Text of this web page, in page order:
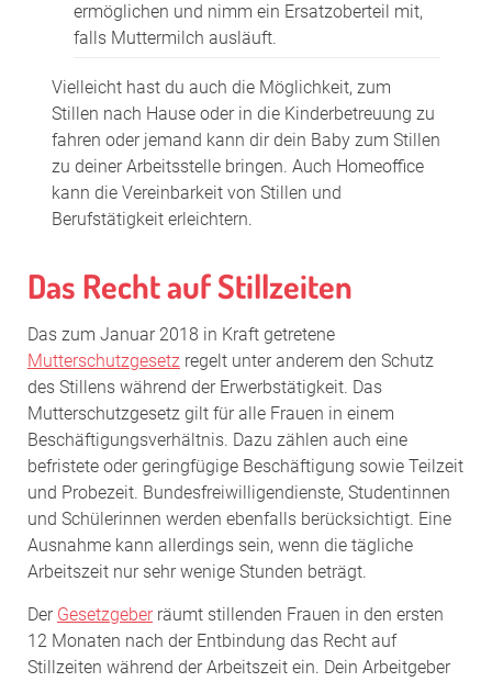
ermöglichen und nimm ein Ersatzoberteil mit,
falls Muttermilch ausläuft.
Vielleicht hast du auch die Möglichkeit, zum
Stillen nach Hause oder in die Kinderbetreuung zu
fahren oder jemand kann dir dein Baby zum Stillen
zu deiner Arbeitsstelle bringen. Auch Homeoffice
kann die Vereinbarkeit von Stillen und
Berufstätigkeit erleichtern.
Das Recht auf Stillzeiten
Das zum Januar 2018 in Kraft getretene
Mutterschutzgesetzregelt unter anderem den Schutz
des Stillens während der Erwerbstätigkeit. Das
Mutterschutzgesetz gilt für alle Frauen in einem
Beschäftigungsverhältnis. Dazu zählen auch eine
befristete oder geringfügige Beschäftigung sowie Teilzeit
und Probezeit. Bundesfreiwilligendienste, Studentinnen
und Schülerinnen werden ebenfalls berücksichtigt. Eine
Ausnahme kann allerdings sein, wenn die tägliche
Arbeitszeit nur sehr wenige Stunden beträgt.
Der Gesetzgeberräumt stillenden Frauen in den ersten
12 Monaten nach der Entbindung das Recht auf
Stillzeiten während der Arbeitszeit ein. Dein Arbeitgeber